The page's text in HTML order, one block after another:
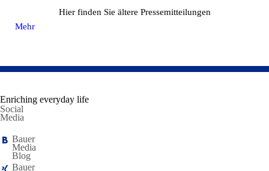
Hier finden Sie ältere Pressemitteilungen
Mehr
Enriching everyday life
Social
Media
Bauer
Media
Blog
Bauer